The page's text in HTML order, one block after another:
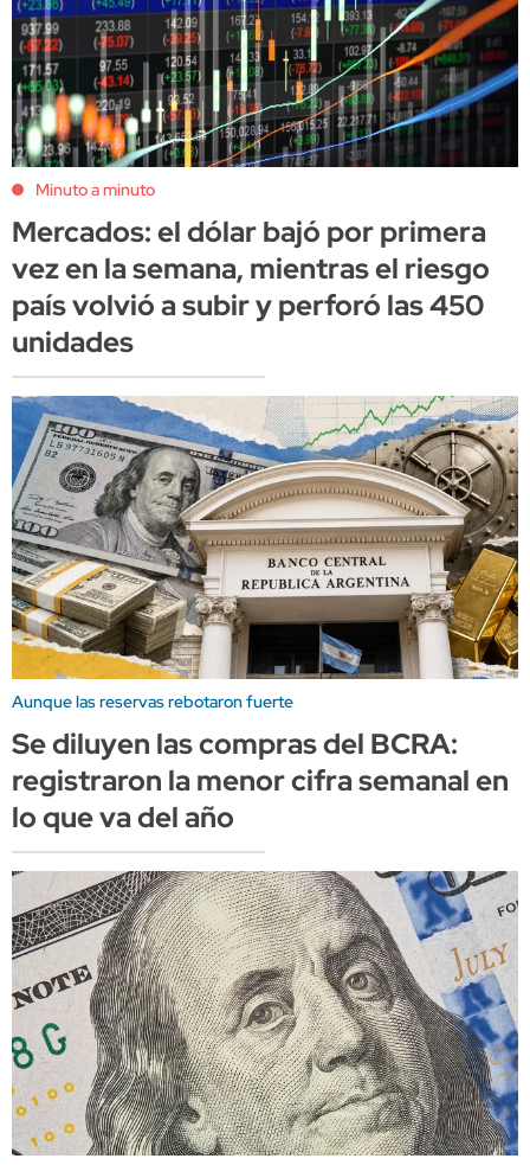
Minuto a minuto
Mercados: el dólar bajó por primera
vez en la semana, mientras el riesgo
país volvió a subir y perforó las 450
unidades
Aunque las reservas rebotaron fuerte
Se diluyen las compras del BCRA:
registraron la menor cifra semanal en
lo que va del año